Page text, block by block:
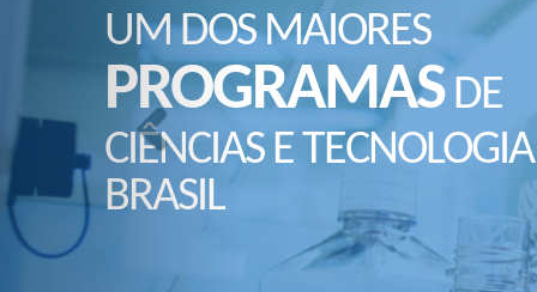
UM DOS MAIORES
PROGRAMASDE
CIÊNCIAS E
BRASIL